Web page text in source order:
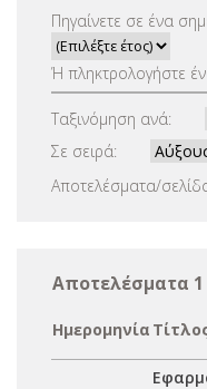
Πηγαίνετε σε ένα
Ή πληκτρολογήστε
Ταξινόμηση ανά:
Σε σειρά:
Αποτελέσματα/
Αποτελέσματα
Ημερομηνία